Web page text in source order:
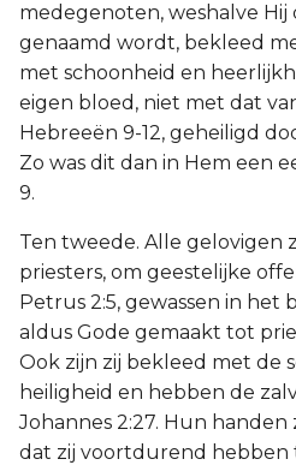
medegenoten, weshalve Hij
genaamd wordt, bekleed
met schoonheid en
eigen bloed, niet met dat
Hebreeën 9-12, geheiligd
Zo was dit dan in Hem een
9.
Ten tweede. Alle gelovigen
priesters, om geestelijke
Petrus 2:5, gewassen in het
aldus Gode gemaakt tot
Ook zijn zij bekleed met de
heiligheid en hebben de
Johannes 2:27. Hun
dat zij voortdurend hebben